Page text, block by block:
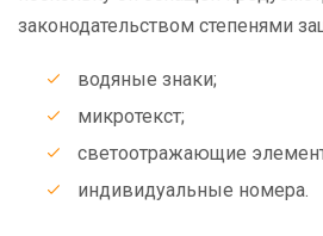
законодательством степенями
водяные знаки;
микротекст;
светоотражающие
индивидуальные номера.